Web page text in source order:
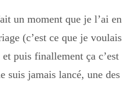
un moment que je l’ai en
(c’est ce que je voulais
puis finallement ça c’est
suis jamais lancé, une des